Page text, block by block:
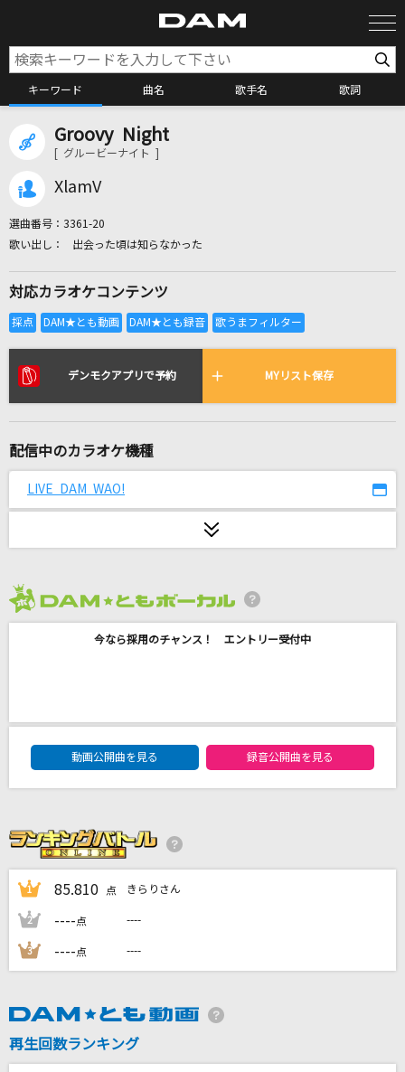
キーワード 曲名 歌手名 歌詞
カラオケ検索
全国りれき
リアルタイムで歌われている曲の一覧
明日への序奏
少年ブレイヴ
だれかの心臓になれたなら
七海うらら
残酷な天使のテーゼ
高橋洋子
WaLL FloWeR
椎名林檎
Groovy Night
[ グルービーナイト ]
XlamV
選曲番号： 3361-20
出会った頃は知らなかった
対応カラオケコンテンツ
デンモクアプリで予約 MYリスト保存
配信中のカラオケ機種
LIVE DAM WAO!
今なら採用のチャンス！ エントリー受付中
DAM★ともボーカルエントリーランキング
動画公開曲を見る
録音公開曲を見る
1 85.810 点 きらりさん
2 ----点 ----
3 ----点 ----
再生回数ランキング